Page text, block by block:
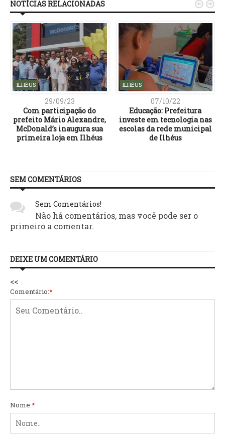
NOTÍCIAS RELACIONADAS
ILHÉUS
29/09/23
Com participação do
prefeito Mário Alexandre,
McDonald’s inaugura sua
primeira loja em Ilhéus
ILHÉUS
07/10/22
Educação: Prefeitura
investe em tecnologia nas
escolas da rede municipal
de Ilhéus
 
SEM COMENTÁRIOS
Sem Comentários!
Não há comentários, mas você pode ser o
primeiro a comentar.
DEIXE UM COMENTÁRIO
<<
Comentário:*
Nome:*